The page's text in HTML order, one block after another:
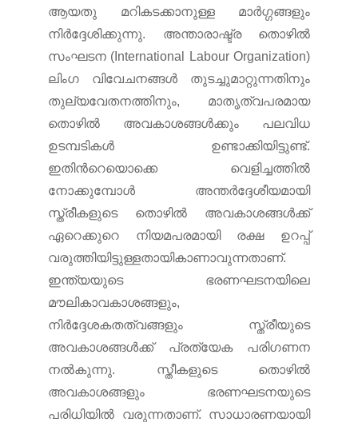
ആയതു മറികടക്കാനുള്ള മാര്‍ഗ്ഗങ്ങളും
നിര്‍ദ്ദേശിക്കുന്നു. അന്താരാഷ്ട്ര തൊഴില്‍
സംഘടന (International Labour Organization)
ലിംഗ വിവേചനങ്ങള്‍ തുടച്ചുമാറ്റുന്നതിനും
തുല്യവേതനത്തിനും, മാതൃത്വപരമായ
തൊഴില്‍ അവകാശങ്ങള്‍ക്കും പലവിധ
ഉടമ്പടികള്‍ ഉണ്ടാക്കിയിട്ടുണ്ട്.
ഇതിന്‍റെയൊക്കെ വെളിച്ചത്തില്‍
നോക്കുമ്പോള്‍ അന്തര്‍ദ്ദേശീയമായി
സ്ത്രീകളുടെ തൊഴില്‍ അവകാശങ്ങള്‍ക്ക്
ഏറെക്കുറെ നിയമപരമായി രക്ഷ ഉറപ്പ്
വരുത്തിയിട്ടുള്ളതായികാണാവുന്നതാണ്.
ഇന്ത്യയുടെ ഭരണഘടനയിലെ
മൗലികാവകാശങ്ങളും,
നിര്‍ദ്ദേശകതത്വങ്ങളും സ്ത്രീയുടെ
അവകാശങ്ങള്‍ക്ക് പ്രത്യേക പരിഗണന
നല്‍കുന്നു. സ്തീകളുടെ തൊഴില്‍
അവകാശങ്ങളും ഭരണഘടനയുടെ
പരിധിയില്‍ വരുന്നതാണ്. സാധാരണയായി